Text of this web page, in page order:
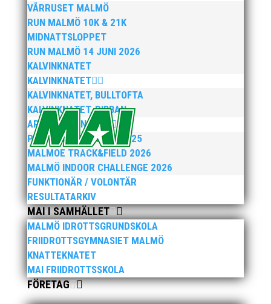
VÅRRUSET MALMÖ
RUN MALMÖ 10K & 21K
MIDNATTSLOPPET
RUN MALMÖ 14 JUNI 2026
KALVINKNATET
KALVINKNATET
KALVINKNATET, BULLTOFTA
KALVINKNATET, RIBBAN
ARENATÄVLINGAR
PEPPARKAKSSPELEN 2025
MALMOE TRACK&FIELD 2026
MALMÖ INDOOR CHALLENGE 2026
FUNKTIONÄR / VOLONTÄR
RESULTATARKIV
MAI I SAMHÄLLET
MALMÖ IDROTTSGRUNDSKOLA
FRIIDROTTSGYMNASIET MALMÖ
KNATTEKNATET
MAI FRIIDROTTSSKOLA
FÖRETAG